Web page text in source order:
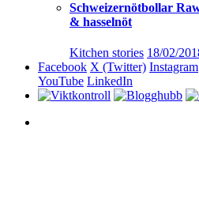
Schweizernötbollar
& hasselnöt
Kitchen stories 18/02/
Facebook X (Twitter) Instagram
YouTube LinkedIn